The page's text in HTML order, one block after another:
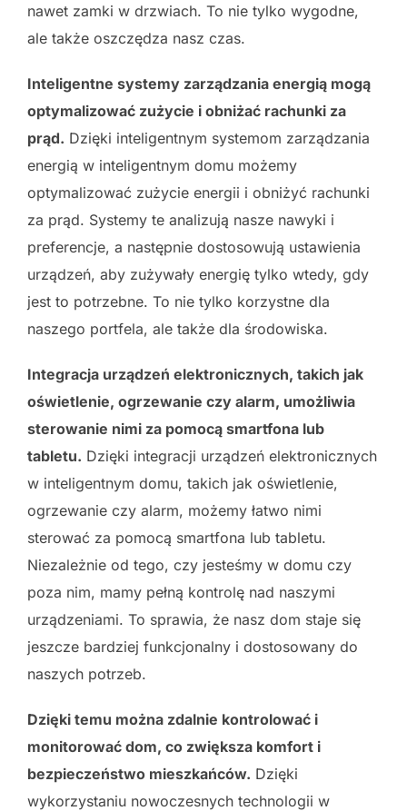
nawet zamki w drzwiach. To nie tylko wygodne,
ale także oszczędza nasz czas.
Inteligentne systemy zarządzania energią mogą
optymalizować zużycie i obniżać rachunki za
prąd. Dzięki inteligentnym systemom zarządzania
energią w inteligentnym domu możemy
optymalizować zużycie energii i obniżyć rachunki
za prąd. Systemy te analizują nasze nawyki i
preferencje, a następnie dostosowują ustawienia
urządzeń, aby zużywały energię tylko wtedy, gdy
jest to potrzebne. To nie tylko korzystne dla
naszego portfela, ale także dla środowiska.
Integracja urządzeń elektronicznych, takich jak
oświetlenie, ogrzewanie czy alarm, umożliwia
sterowanie nimi za pomocą smartfona lub
tabletu. Dzięki integracji urządzeń elektronicznych
w inteligentnym domu, takich jak oświetlenie,
ogrzewanie czy alarm, możemy łatwo nimi
sterować za pomocą smartfona lub tabletu.
Niezależnie od tego, czy jesteśmy w domu czy
poza nim, mamy pełną kontrolę nad naszymi
urządzeniami. To sprawia, że nasz dom staje się
jeszcze bardziej funkcjonalny i dostosowany do
naszych potrzeb.
Dzięki temu można zdalnie kontrolować i
monitorować dom, co zwiększa komfort i
bezpieczeństwo mieszkańców. Dzięki
wykorzystaniu nowoczesnych technologii w